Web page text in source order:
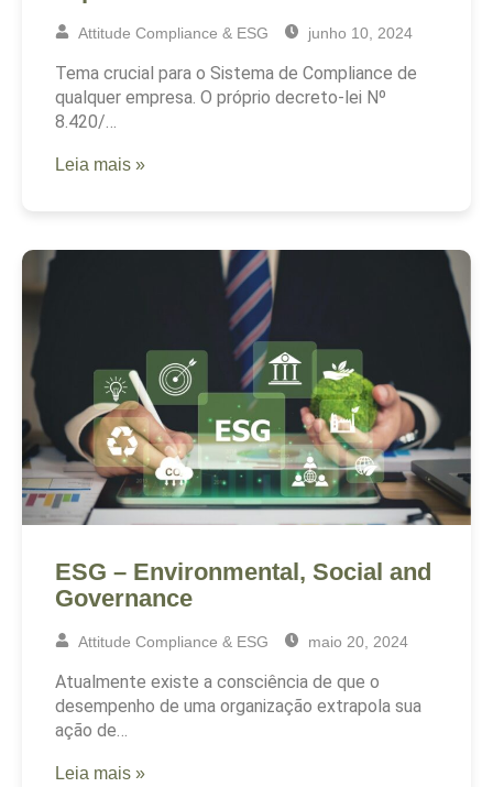
Attitude Compliance & ESG junho 10, 2024
Tema crucial para o Sistema de Compliance de
qualquer empresa. O próprio decreto-lei Nº
8.420/…
Leia mais »
ESG – Environmental, Social and
Governance
Attitude Compliance & ESG maio 20, 2024
Atualmente existe a consciência de que o
desempenho de uma organização extrapola sua
ação de…
Leia mais »